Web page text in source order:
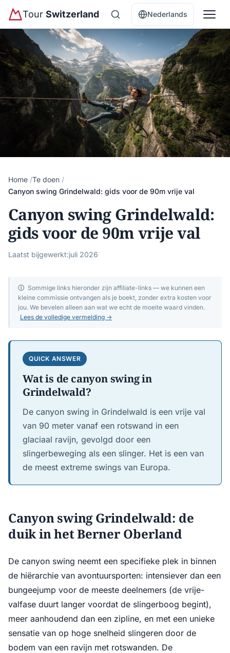
Tour Switzerland Nederlands
Home Te doen
Canyon swing Grindelwald: gids voor de 90m vrije val
Canyon swing Grindelwald:
gids voor de 90m vrije val
Laatst bijgewerkt:juli 2026
ⓘ Sommige links hieronder zijn affiliate-links — we kunnen een
kleine commissie ontvangen als je boekt, zonder extra kosten voor
jou. We bevelen alleen aan wat we echt de moeite waard vinden.
Lees de volledige vermelding →
QUICK ANSWER
Wat is de canyon swing in
Grindelwald?
De canyon swing in Grindelwald is een vrije val
van 90 meter vanaf een rotswand in een
glaciaal ravijn, gevolgd door een
slingerbeweging als een slinger. Het is een van
de meest extreme swings van Europa.
Canyon swing Grindelwald: de
duik in het Berner Oberland
De canyon swing neemt een specifieke plek in binnen
de hiërarchie van avontuursporten: intensiever dan een
bungeejump voor de meeste deelnemers (de vrije-
valfase duurt langer voordat de slingerboog begint),
meer aanhoudend dan een zipline, en met een unieke
sensatie van op hoge snelheid slingeren door de
bodem van een ravijn met rotswanden. De